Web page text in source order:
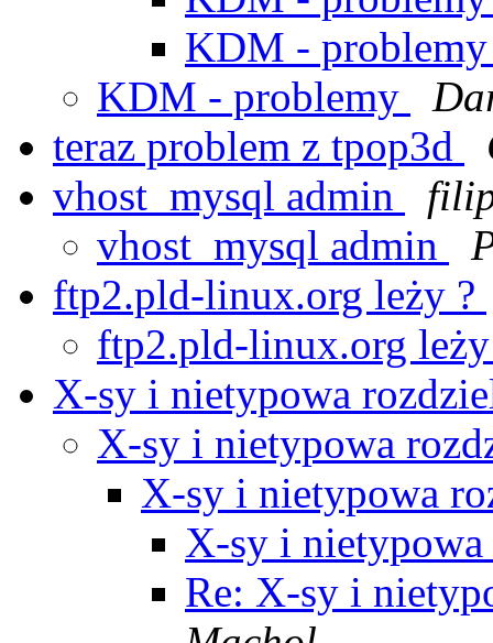
KDM -
KDM - problemy
teraz problem z tpop3d
vhost_mysql admin
vhost_mysql admin
ftp2.pld-linux.org leży ?
ftp2.pld-linux.org
X-sy i nietypowa
X-sy i nietypowa
X-sy i nietypowa
X-sy i
Re: X-sy i